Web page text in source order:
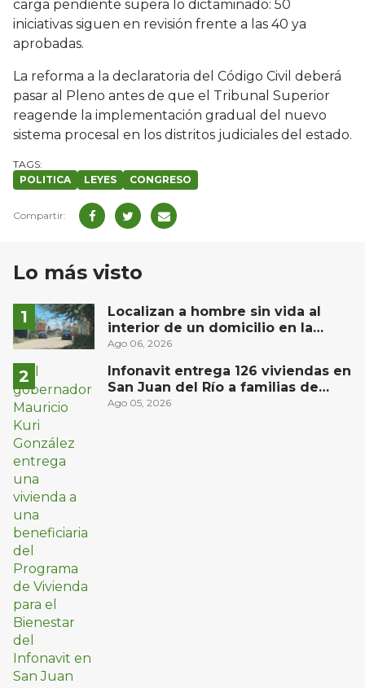
carga pendiente supera lo dictaminado: 50
iniciativas siguen en revisión frente a las 40 ya
aprobadas.
La reforma a la declaratoria del Código Civil deberá
pasar al Pleno antes de que el Tribunal Superior
reagende la implementación gradual del nuevo
sistema procesal en los distritos judiciales del estado.
POLITICA LEYES CONGRESO
Lo más visto
Localizan a hombre sin vida al
interior de un domicilio en la
comunidad El Rodeo, San Juan del
Ago 06, 2026
Infonavit entrega 126 viviendas en
San Juan del Río a familias de
bajos ingresos
Ago 05, 2026